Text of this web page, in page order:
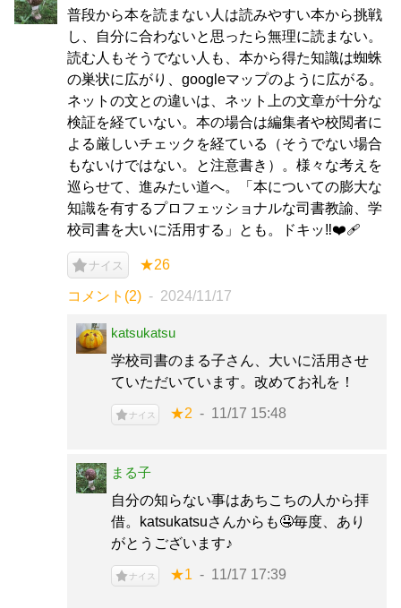
普段から本を読まない人は読みやすい本から挑戦
し、自分に合わないと思ったら無理に読まない。
読む人もそうでない人も、本から得た知識は蜘蛛
の巣状に広がり、googleマップのように広がる。
ネットの文との違いは、ネット上の文章が十分な
検証を経ていない。本の場合は編集者や校閲者に
よる厳しいチェックを経ている（そうでない場合
もないけではない。と注意書き）。様々な考えを
巡らせて、進みたい道へ。「本についての膨大な
知識を有するプロフェッショナルな司書教諭、学
校司書を大いに活用する」とも。ドキッ‼️❤️‍🩹
ナイス ★26
コメント(2) 2024/11/17
katsukatsu
学校司書のまる子さん、大いに活用させ
ていただいています。改めてお礼を！
ナイス ★2 11/17 15:48
まる子
自分の知らない事はあちこちの人から拝
借。katsukatsuさんからも🤤毎度、あり
がとうございます♪
ナイス ★1 11/17 17:39